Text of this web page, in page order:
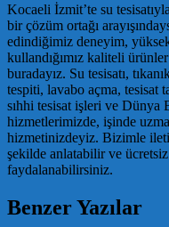
Kocaeli İzmit’te su
bir çözüm ortağı
edindiğimiz deneyim,
kullandığımız kaliteli
buradayız. Su tesisatı,
tespiti, lavabo açma, tesisat
sıhhi tesisat işleri ve Dünya
hizmetlerimizde, işinde
hizmetinizdeyiz. Bizimle
şekilde anlatabilir ve
faydalanabilirsiniz.
Benzer Yazılar